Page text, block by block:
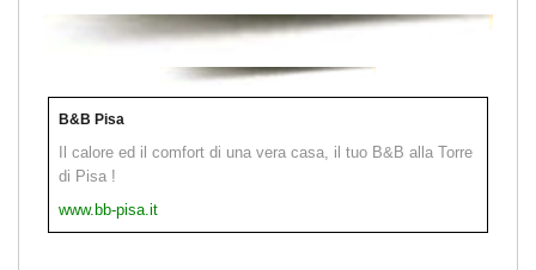
B&B Pisa
Il calore ed il comfort di una vera casa, il tuo B&B alla Torre
di Pisa !
www.bb-pisa.it